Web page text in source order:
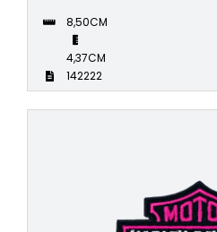
8,50CM
4,37CM
142222